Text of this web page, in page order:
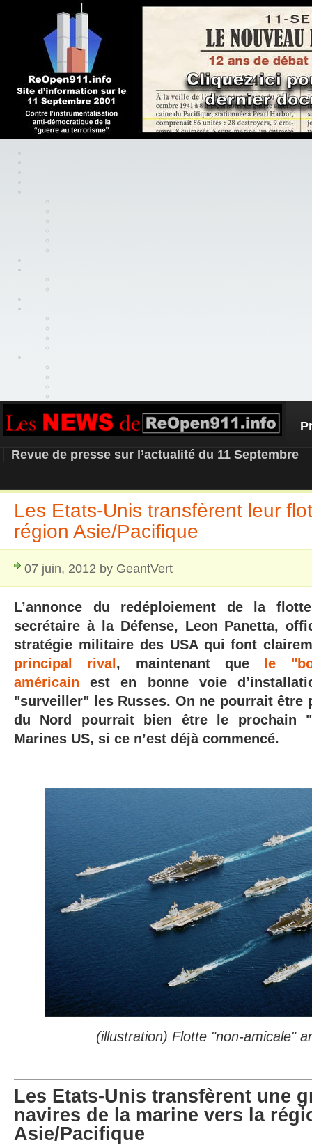
REOPEN911 – NEWS
Revue de presse sur l’actualité du 11 Septembre
Les Etats-Unis transfèrent leur
région Asie/Pacifique
07 juin, 2012 by GeantVert
L’annonce du redéploiement de la
secrétaire à la Défense, Leon Panetta,
stratégie militaire des USA qui font
principal rival , maintenant que
le
américain est en bonne voie
"surveiller" les Russes. On ne pourrait être
du Nord pourrait bien être le prochain
Marines US, si ce n’est déjà commencé.
(illustration) Flotte "non-amicale"
Les Etats-Unis transfèrent une
navires de la marine vers la
Asie/Pacifique